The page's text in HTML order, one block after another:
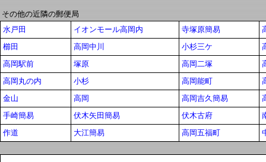
その他の近隣の郵便局
水戸田
イオンモール高岡内 寺塚原簡易
櫛田
高岡中川 小杉三ケ
高岡駅前
塚原 高岡二塚
高岡丸の内
小杉 高岡能町
金山
高岡 高岡吉久簡易
手崎簡易
伏木矢田簡易 伏木古府
作道
大江簡易 高岡五福町